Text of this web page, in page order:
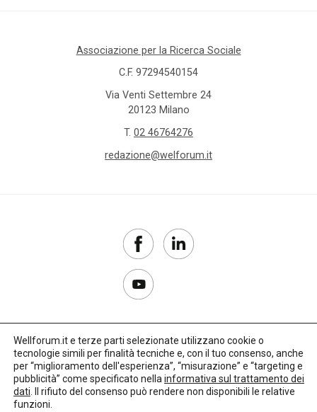
Associazione per la Ricerca Sociale
C.F. 97294540154
Via Venti Settembre 24
20123 Milano
T. 02 46764276
redazione@welforum.it
Copyright 2017–2026
Privacy Policy
Wellforum.it e terze parti selezionate utilizzano cookie o
tecnologie simili per finalità tecniche e, con il tuo consenso, anche
per “miglioramento dell'esperienza”, “misurazione” e “targeting e
pubblicità” come specificato nella informativa sul trattamento dei
dati . Il rifiuto del consenso può rendere non disponibili le relative
funzioni.